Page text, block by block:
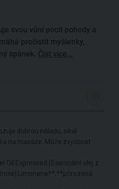
svou vůní pocit pohody a
pročistit myšlenky,
spánek. Číst více...
dobrou náladu, silně
a na masáže. Může zvyšovat
Oil Expressed (Esenciální olej z